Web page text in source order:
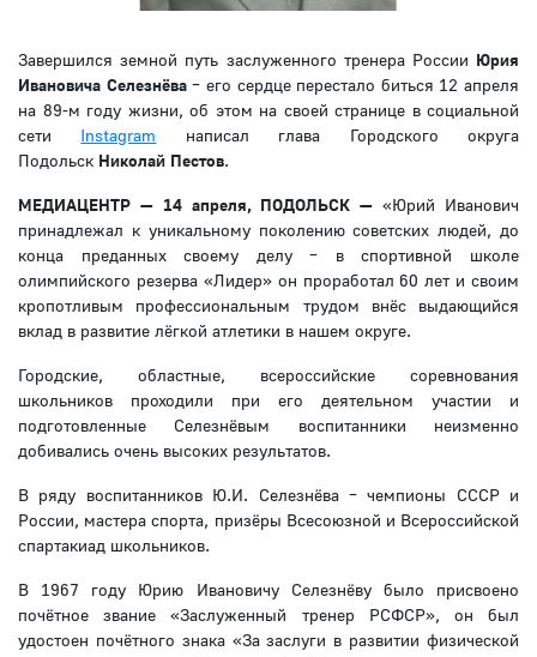
Завершился земной путь заслуженного тренера России Юрия
Ивановича Селезнёва– его сердце перестало биться 12 апреля
на 89-м году жизни, об этом на своей странице в социальной
сети Instagram написал глава Городского округа
Подольск Николай Пестов.
МЕДИАЦЕНТР — 14 апреля, ПОДОЛЬСК —«Юрий Иванович
принадлежал к уникальному поколению советских людей, до
конца преданных своему делу – в спортивной школе
олимпийского резерва «Лидер» он проработал 60 лет и своим
кропотливым профессиональным трудом внёс выдающийся
вклад в развитие лёгкой атлетики в нашем округе.
Городские, областные, всероссийские соревнования
школьников проходили при его деятельном участии и
подготовленные Селезнёвым воспитанники неизменно
добивались очень высоких результатов.
В ряду воспитанников Ю.И. Селезнёва – чемпионы СССР и
России, мастера спорта, призёры Всесоюзной и Всероссийской
спартакиад школьников.
В 1967 году Юрию Ивановичу Селезнёву было присвоено
почётное звание «Заслуженный тренер РСФСР», он был
удостоен почётного знака «За заслуги в развитии физической